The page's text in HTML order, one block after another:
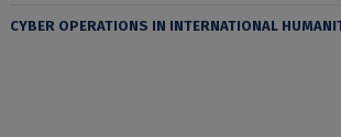
CYBER OPERATIONS IN INTERNATIONAL